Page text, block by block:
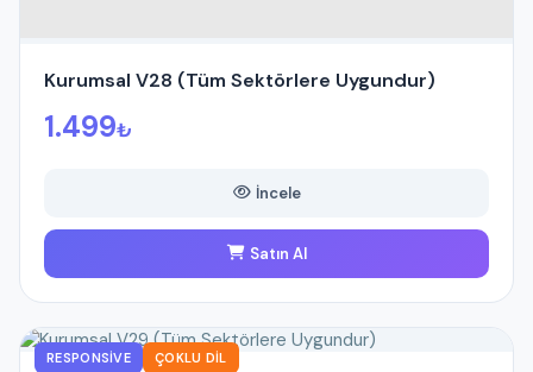
Kurumsal V28 (Tüm Sektörlere Uygundur)
1.499₺
İncele
Satın Al
RESPONSIVE ÇOKLU DIL